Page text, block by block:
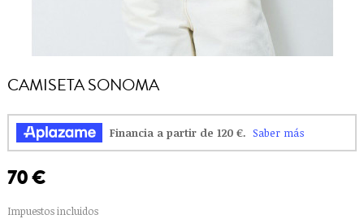
CAMISETA SONOMA
70 €
Impuestos incluidos